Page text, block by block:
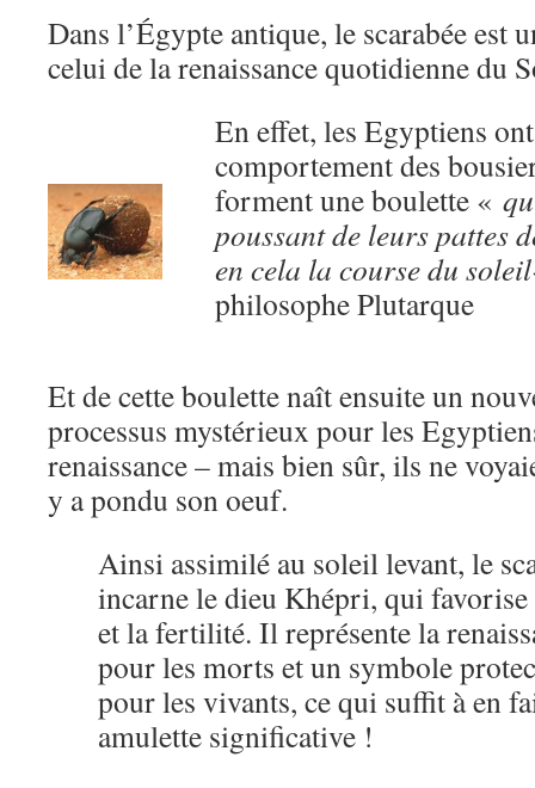
Dans l’Égypte antique, le scarabée est
celui de la renaissance quotidienne du
En effet, les Egyptiens
comportement des
forment une boulette «
poussant de leurs pattes
en cela la course du soleil
philosophe Plutarque
Et de cette boulette naît ensuite un
processus mystérieux pour les
renaissance – mais bien sûr, ils ne
y a pondu son oeuf.
Ainsi assimilé au soleil levant, le
incarne le dieu Khépri, qui
et la fertilité. Il représente la
pour les morts et un symbole
pour les vivants, ce qui suffit à en
amulette significative !